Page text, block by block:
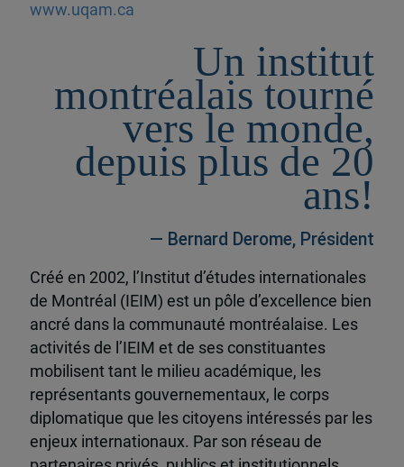
www.uqam.ca
Un institut
montréalais tourné
vers le monde,
depuis plus de 20
ans!
— Bernard Derome, Président
Créé en 2002, l’Institut d’études internationales
de Montréal (IEIM) est un pôle d’excellence bien
ancré dans la communauté montréalaise. Les
activités de l’IEIM et de ses constituantes
mobilisent tant le milieu académique, les
représentants gouvernementaux, le corps
diplomatique que les citoyens intéressés par les
enjeux internationaux. Par son réseau de